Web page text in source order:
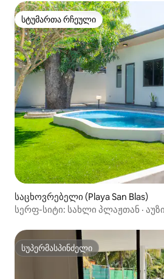
სტუმართა რჩეული
სტუმართა რჩეული
საცხოვრებელი (Playa San Blas)
სერფ-სიტი: სახლი პლაჟთან ·
სუპერმასპინძელი
სუპერმასპინძელი